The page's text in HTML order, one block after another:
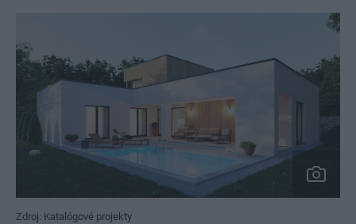
Zdroj: Katalógové projekty